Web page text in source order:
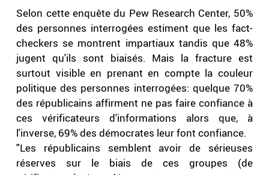
Selon cette enquête du Pew Research Center, 50%
des personnes interrogées estiment que les fact-
checkers se montrent impartiaux tandis que 48%
jugent qu'ils sont biaisés. Mais la fracture est
surtout visible en prenant en compte la couleur
politique des personnes interrogées: quelque 70%
des républicains affirment ne pas faire confiance à
ces vérificateurs d'informations alors que, à
l'inverse, 69% des démocrates leur font confiance.
"Les républicains semblent avoir de sérieuses
réserves sur le biais de ces groupes (de